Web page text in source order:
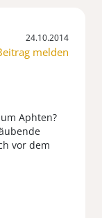
24.10.2014
melden
Aphten?
vor dem